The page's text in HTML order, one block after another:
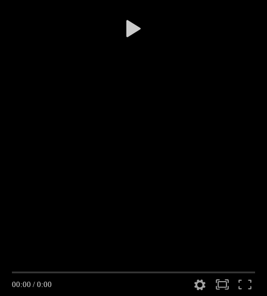
00:00 / 0:00